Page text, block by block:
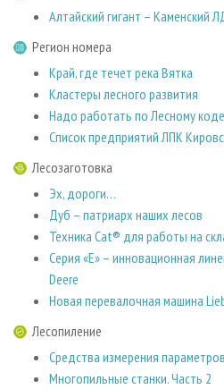
ПРОИЗВОДСТВО МЕБЕЛИ
БИОЭНЕРГЕТИКА
ЦБП
ИНСТРУМЕНТ И МАТЕРИАЛЫ
ПРИОРИТЕТНЫЕ
RUSSIAN FORESTRY REVIEW
ГАЗЕТА ЛЕСПРОМФОРУМ
БИБЛИОТЕКА СПЕЦИАЛИСТА
Алтайский гигант – Каменский
Регион номера
Край, где течет река Вятка
Кластеры лесного развития
Надо работать по Лесному
Список предприятий ЛПК
Лесозаготовка
Эх, дороги…
Дуб – патриарх наших лесов
Техника Cat® для работы на
Серия «Е» – инновационная
Deere
Новая перевалочная машина
Лесопиление
Средства измерения
Многопильные станки. Часть 2